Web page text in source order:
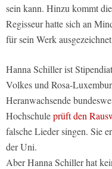
sein kann. Hinzu kommt
Regisseur hatte sich an
für sein Werk
Hanna Schiller ist
Volkes und Rosa-
Heranwachsende
Hochschuleprüft den
falsche Lieder singen. Sie
der Uni.
Aber Hanna Schiller hat